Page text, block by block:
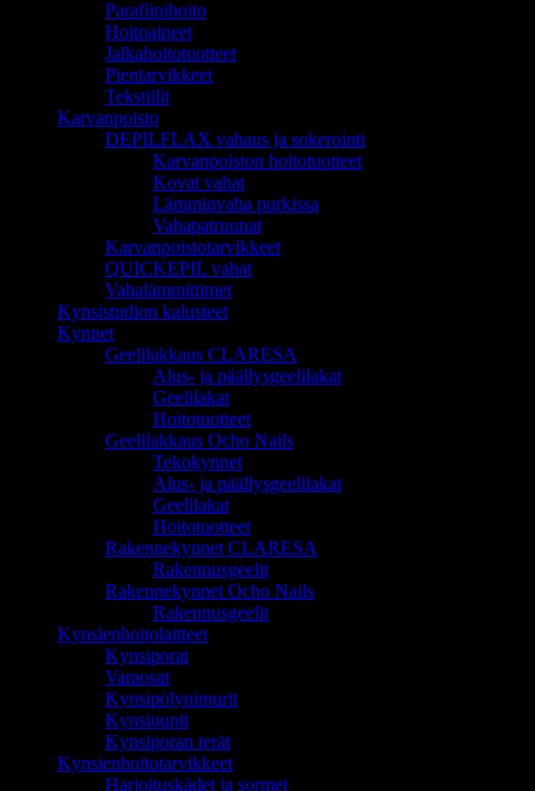
Parafiinihoito
Hoitoaineet
Jalkahoitotuotteet
Pientarvikkeet
Tekstiilit
Karvanpoisto
DEPILFLAX vahaus ja sokerointi
Karvanpoiston hoitotuotteet
Kovat vahat
Lämminvaha purkissa
Vahapatruunat
Karvanpoistotarvikkeet
QUICKEPIL vahat
Vahalämmittimet
Kynsistudion kalusteet
Kynnet
Geelilakkaus CLARESA
Alus- ja päällysgeelilakat
Geelilakat
Hoitotuotteet
Geelilakkaus Ocho Nails
Tekokynnet
Alus- ja päällysgeelilakat
Geelilakat
Hoitotuotteet
Rakennekynnet CLARESA
Rakennusgeelit
Rakennekynnet Ocho Nails
Rakennusgeelit
Kynsienhoitolaitteet
Kynsiporat
Varaosat
Kynsipölynimurit
Kynsiuunit
Kynsiporan terät
Kynsienhoitotarvikkeet
Harjoituskädet ja sormet